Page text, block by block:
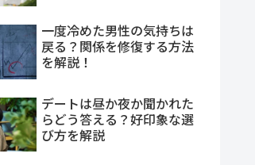
一度冷めた男性の気持ちは
戻る？関係を修復する方法
を解説！
デートは昼か夜か聞かれた
らどう答える？好印象な選
び方を解説